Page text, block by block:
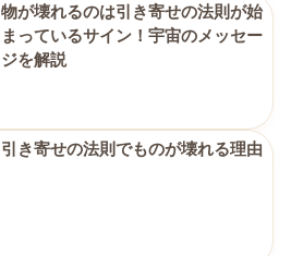
物が壊れるのは引き寄せの法則が始
まっているサイン！宇宙のメッセー
ジを解説
引き寄せの法則でものが壊れる理由